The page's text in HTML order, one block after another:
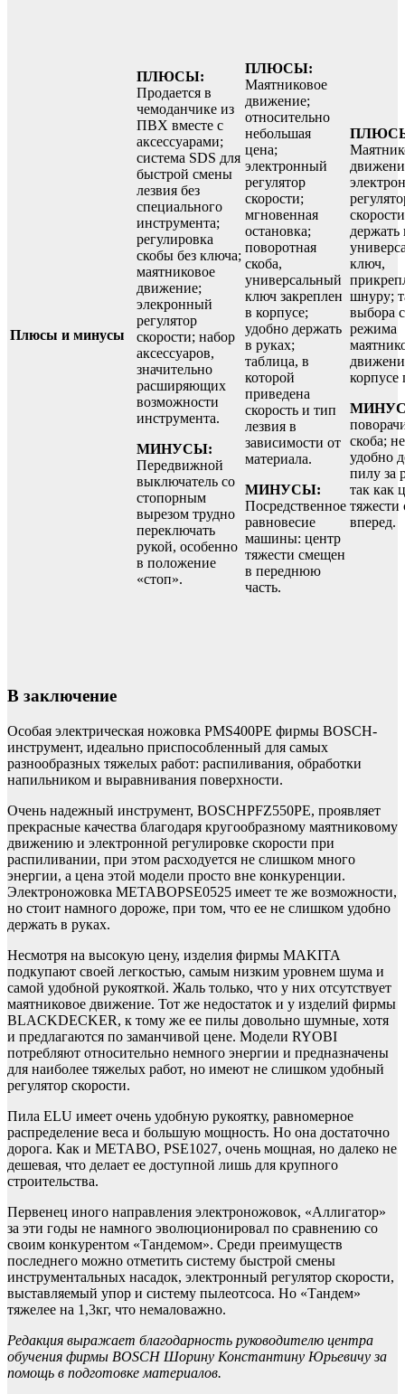
Плюсы и минусы
ПЛЮСЫ:
Продается в
чемоданчике из
ПВХ вместе с
аксессуарами;
система SDS для
быстрой смены
лезвия без
специального
инструмента;
регулировка
скобы без ключа;
маятниковое
движение;
элекронный
регулятор
скорости; набор
аксессуаров,
значительно
расширяющих
возможности
инструмента.
МИНУСЫ:
Передвижной
выключатель со
стопорным
вырезом трудно
переключать
рукой, особенно
в положение
«стоп».
ПЛЮСЫ:
Маятниковое
движение;
относительно
небольшая
цена;
электронный
регулятор
скорости;
мгновенная
остановка;
поворотная
скоба,
универсальный
ключ закреплен
в корпусе;
удобно держать
в руках;
таблица, в
которой
приведена
скорость и тип
лезвия в
зависимости от
материала.
МИНУСЫ:
Посредственное
равновесие
машины: центр
тяжести смещен
в переднюю
часть.
держать
ключ,
шнуру;
выбора
режима
скоба;
удобно
пилу за
так как
вперед.
В заключение
Особая электрическая ножовка PMS400PE фирмы BOSCH-
инструмент, идеально приспособленный для самых
разнообразных тяжелых работ: распиливания, обработки
напильником и выравнивания поверхности.
Очень надежный инструмент, BOSCHPFZ550PE, проявляет
прекрасные качества благодаря кругообразному маятниковому
движению и электронной регулировке скорости при
распиливании, при этом расходуется не слишком много
энергии, а цена этой модели просто вне конкуренции.
Электроножовка METABOPSE0525 имеет те же возможности,
но стоит намного дороже, при том, что ее не слишком удобно
держать в руках.
Несмотря на высокую цену, изделия фирмы MAKITA
подкупают своей легкостью, самым низким уровнем шума и
самой удобной рукояткой. Жаль только, что у них отсутствует
маятниковое движение. Тот же недостаток и у изделий фирмы
BLACKDECKER, к тому же ее пилы довольно шумные, хотя
и предлагаются по заманчивой цене. Модели RYOBI
потребляют относительно немного энергии и предназначены
для наиболее тяжелых работ, но имеют не слишком удобный
регулятор скорости.
Пила ELU имеет очень удобную рукоятку, равномерное
распределение веса и большую мощность. Но она достаточно
дорога. Как и METABO, PSE1027, очень мощная, но далеко не
дешевая, что делает ее доступной лишь для крупного
строительства.
Первенец иного направления электроножовок, «Аллигатор»
за эти годы не намного эволюционировал по сравнению со
своим конкурентом «Тандемом». Среди преимуществ
последнего можно отметить систему быстрой смены
инструментальных насадок, электронный регулятор скорости,
выставляемый упор и систему пылеотсоса. Но «Тандем»
тяжелее на 1,3кг, что немаловажно.
Редакция выражает благодарность руководителю центра
обучения фирмы BOSCH Шорину Константину Юрьевичу за
помощь в подготовке материалов.